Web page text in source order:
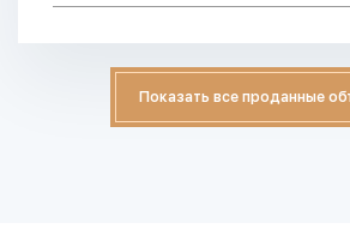
Показать все проданные